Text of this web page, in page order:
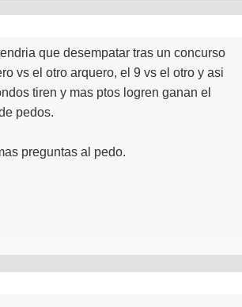
que desempatar tras un concurso
vs el otro arquero, el 9 vs el otro y asi
tiren y mas ptos logren ganan el
pedos.
preguntas al pedo.